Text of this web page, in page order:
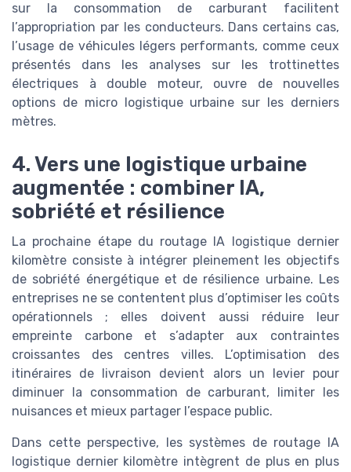
sur la consommation de carburant facilitent
l’appropriation par les conducteurs. Dans certains cas,
l’usage de véhicules légers performants, comme ceux
présentés dans les analyses sur les trottinettes
électriques à double moteur, ouvre de nouvelles
options de micro logistique urbaine sur les derniers
mètres.
4. Vers une logistique urbaine
augmentée : combiner IA,
sobriété et résilience
La prochaine étape du routage IA logistique dernier
kilomètre consiste à intégrer pleinement les objectifs
de sobriété énergétique et de résilience urbaine. Les
entreprises ne se contentent plus d’optimiser les coûts
opérationnels ; elles doivent aussi réduire leur
empreinte carbone et s’adapter aux contraintes
croissantes des centres villes. L’optimisation des
itinéraires de livraison devient alors un levier pour
diminuer la consommation de carburant, limiter les
nuisances et mieux partager l’espace public.
Dans cette perspective, les systèmes de routage IA
logistique dernier kilomètre intègrent de plus en plus